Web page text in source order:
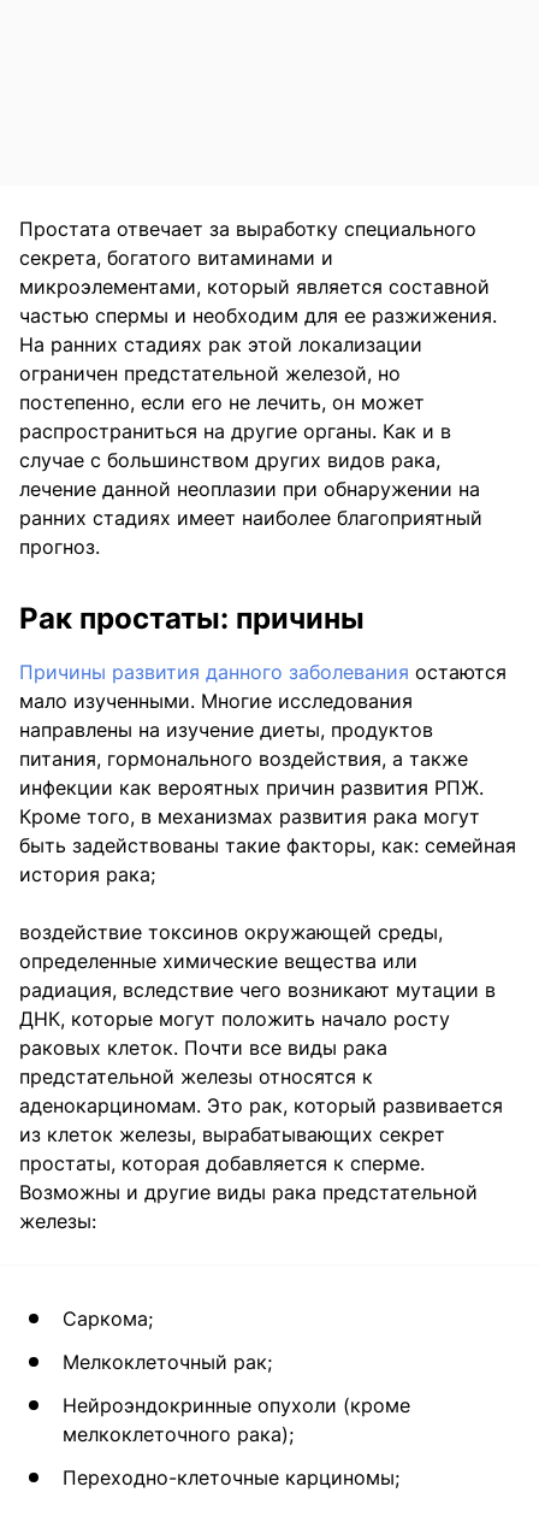
Простата отвечает за выработку специального
секрета, богатого витаминами и
микроэлементами, который является составной
частью спермы и необходим для ее разжижения.
На ранних стадиях рак этой локализации
ограничен предстательной железой, но
постепенно, если его не лечить, он может
распространиться на другие органы. Как и в
случае с большинством других видов рака,
лечение данной неоплазии при обнаружении на
ранних стадиях имеет наиболее благоприятный
прогноз.
Рак простаты: причины
Причины развития данного заболевания остаются
мало изученными. Многие исследования
направлены на изучение диеты, продуктов
питания, гормонального воздействия, а также
инфекции как вероятных причин развития РПЖ.
Кроме того, в механизмах развития рака могут
быть задействованы такие факторы, как: семейная
история рака;
воздействие токсинов окружающей среды,
определенные химические вещества или
радиация, вследствие чего возникают мутации в
ДНК, которые могут положить начало росту
раковых клеток. Почти все виды рака
предстательной железы относятся к
аденокарциномам. Это рак, который развивается
из клеток железы, вырабатывающих секрет
простаты, которая добавляется к сперме.
Возможны и другие виды рака предстательной
железы:
Саркома;
Мелкоклеточный рак;
Нейроэндокринные опухоли (кроме
мелкоклеточного рака);
Переходно-клеточные карциномы;